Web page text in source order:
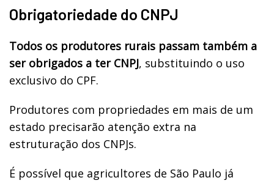
Obrigatoriedade do CNPJ
Todos os produtores rurais passam também a
ser obrigados a ter CNPJ, substituindo o uso
exclusivo do CPF.
Produtores com propriedades em mais de um
estado precisarão atenção extra na
estruturação dos CNPJs.
É possível que agricultores de São Paulo já